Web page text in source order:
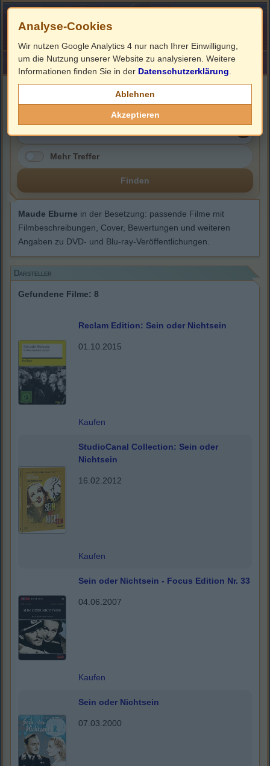
HOME ImpressumLinks
Maude Eburne
Mehr Treffer
Finden
Maude Eburne in der Besetzung: passende Filme mit
Filmbeschreibungen, Cover, Bewertungen und weiteren
Angaben zu DVD- und Blu-ray-Veröffentlichungen.
Darsteller
Gefundene Filme: 8
Reclam Edition: Sein oder Nichtsein
01.10.2015
Kaufen
StudioCanal Collection: Sein oder
Nichtsein
16.02.2012
Kaufen
Sein oder Nichtsein - Focus Edition Nr. 33
04.06.2007
Kaufen
Sein oder Nichtsein
07.03.2000
Analyse-Cookies
Wir nutzen Google Analytics 4 nur nach Ihrer Einwilligung,
um die Nutzung unserer Website zu analysieren. Weitere
Informationen finden Sie in der Datenschutzerklärung
Ablehnen
Akzeptieren